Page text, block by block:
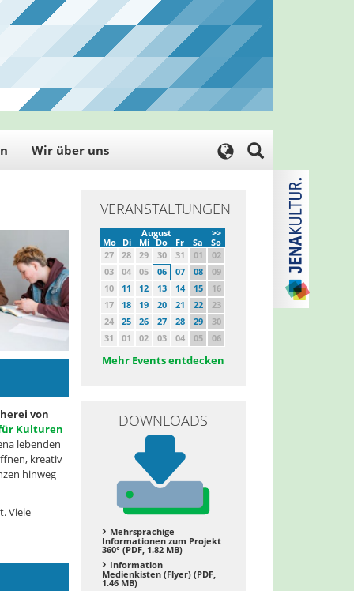
Wir über uns
von
für Kulturen
lebenden
kreativ
hinweg
Viele
VERANSTALTUNGEN
>>
August
Mo
Di Mi Do Fr Sa
So
27
28 29 30 31 01
02
03
04 05 06 07 08
09
10
11 12 13 14 15
16
17
18 19 20 21 22
23
24
25 26 27 28 29
30
31
01 02 03 04 05 06
Mehr Events entdecken
DOWNLOADS
Mehrsprachige
Informationen zum Projekt
360° (PDF, 1.82 MB)
Information
Medienkisten (Flyer) (PDF,
1.46 MB)